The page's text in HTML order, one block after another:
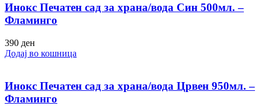
Инокс Печатен сад за храна/вода Син 500мл. –
Фламинго
390 ден
Додај во кошница
Инокс Печатен сад за храна/вода Црвен 950мл. –
Фламинго